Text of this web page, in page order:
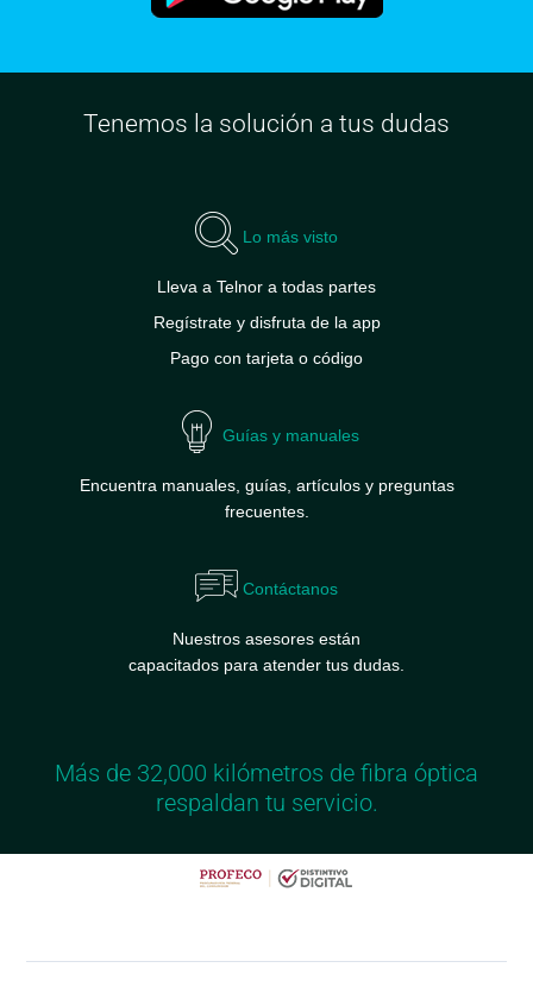
Tenemos la solución a tus dudas
Lo más visto
Lleva a Telnor a todas partes
Regístrate y disfruta de la app
Pago con tarjeta o código
Guías y manuales
Encuentra manuales, guías, artículos y preguntas
frecuentes.
Contáctanos
Nuestros asesores están
capacitados para atender tus dudas.
Más de 32,000 kilómetros de fibra óptica
respaldan tu servicio.